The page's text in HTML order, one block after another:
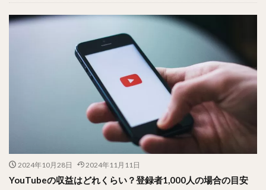
2024年10月28日 2024年11月11日
YouTubeの収益はどれくらい？登録者1,000人の場合の目安